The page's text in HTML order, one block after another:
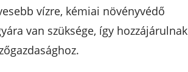
vízre, kémiai növényvédő
van szüksége, így